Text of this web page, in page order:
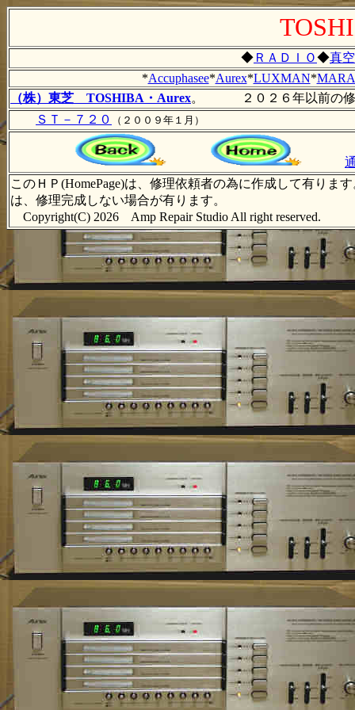
◆ ＲＡＤＩＯ◆真
*Accuphasee*Aurex*LUXMAN*
（株）東芝 TOSHIBA・Aurex。 ２０２６年以前の修
ＳＴ－７２０
（２００９年１月）
このＨＰ(HomePage)は、修理依頼者の為に作成して有り
は、修理完成しない場合が有ります。
Copyright(C) 2026 Amp Repair Studio All right